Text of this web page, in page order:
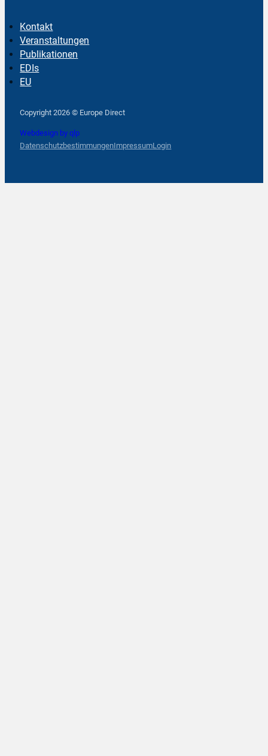
Kontakt
Veranstaltungen
Publikationen
EDIs
EU
Copyright 2026 © Europe Direct
Webdesign by qlp
DatenschutzbestimmungenImpressumLogin